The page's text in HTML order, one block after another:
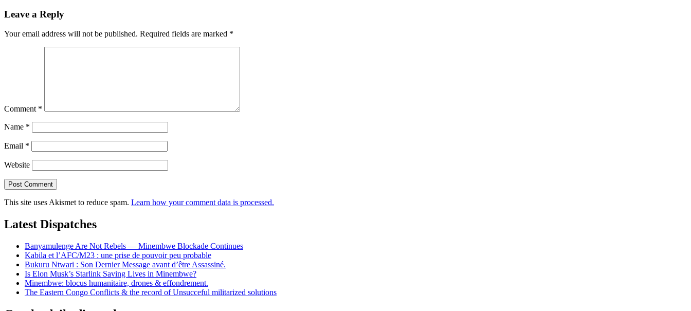
Leave a Reply
Your email address will not be published. Required fields are marked *
Comment *
Name *
Email *
Website
This site uses Akismet to reduce spam. Learn how your comment data is processed.
Latest Dispatches
Banyamulenge Are Not Rebels — Minembwe Blockade Continues
Kabila et l’AFC/M23 : une prise de pouvoir peu probable
Bukuru Ntwari : Son Dernier Message avant d’être Assassiné.
Is Elon Musk’s Starlink Saving Lives in Minembwe?
Minembwe: blocus humanitaire, drones & effondrement.
The Eastern Congo Conflicts & the record of Unsucceful militarized solutions